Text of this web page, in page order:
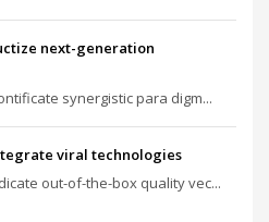
next-generation
synergistic para digm...
viral technologies
out-of-the-box quality vec...